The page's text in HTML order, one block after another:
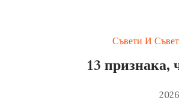
Съвети И
13 признака,
2026